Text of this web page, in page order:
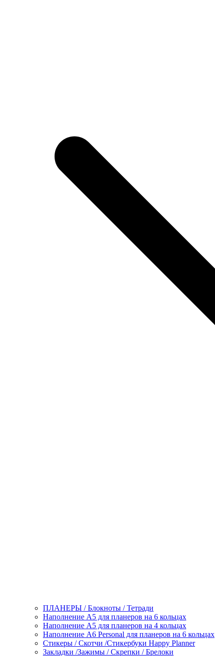
ПЛАНЕРЫ / Блокноты / Тетради
Наполнение А5 для планеров на 6 кольцах
Наполнение А5 для планеров на 4 кольцах
Наполнение А6 Personal для планеров на 6 кольцах
Стикеры / Скотчи /Стикербуки Happy Planner
Закладки /Зажимы / Скрепки / Брелоки